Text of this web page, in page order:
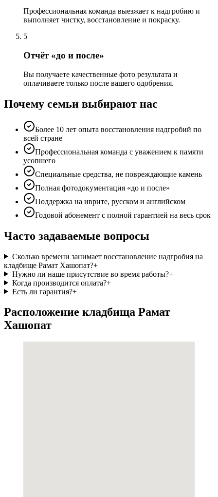
Профессиональная команда выезжает к надгробию и
выполняет чистку, восстановление и покраску.
5
Отчёт «до и после»
Вы получаете качественные фото результата и
оплачиваете только после вашего одобрения.
Почему семьи выбирают нас
Более 10 лет опыта восстановления надгробий по
всей стране
Профессиональная команда с уважением к памяти
усопшего
Специальные средства, не повреждающие камень
Полная фотодокументация «до и после»
Поддержка на иврите, русском и английском
Годовой абонемент с полной гарантией на весь срок
Часто задаваемые вопросы
Сколько времени занимает восстановление надгробия на
кладбище Рамат Хашопат?+
Нужно ли наше присутствие во время работы?+
Когда производится оплата?+
Есть ли гарантия?+
Расположение кладбища Рамат
Хашопат